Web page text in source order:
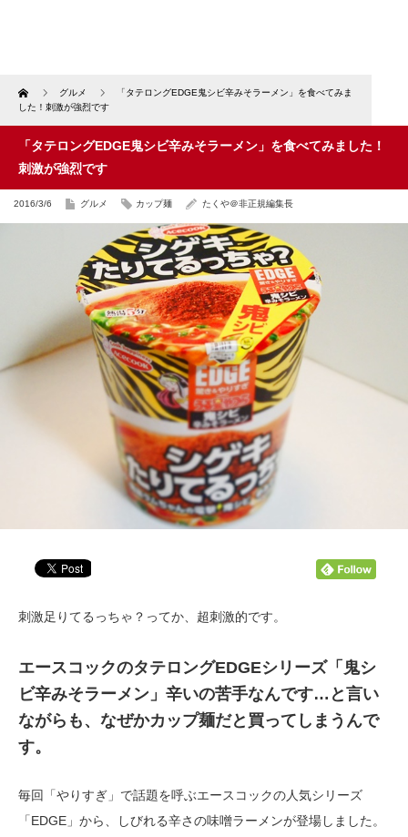
Home グルメ
「タテロングEDGE鬼シビ辛みそラーメン」を食べてみま
した！刺激が強烈です
「タテロングEDGE鬼シビ辛みそラーメン」を食べてみました！
刺激が強烈です
2016/3/6 グルメ カップ麺 たくや＠非正規編集長
刺激足りてるっちゃ？ってか、超刺激的です。
エースコックのタテロングEDGEシリーズ「鬼シ
ビ辛みそラーメン」辛いの苦手なんです…と言い
ながらも、なぜかカップ麺だと買ってしまうんで
す。
毎回「やりすぎ」で話題を呼ぶエースコックの人気シリーズ
「EDGE」から、しびれる辛さの味噌ラーメンが登場しました。